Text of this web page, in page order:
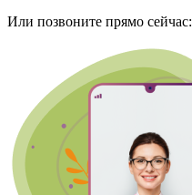
Или позвоните прямо сейчас: